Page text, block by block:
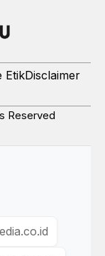
EtikDisclaimer
Reserved